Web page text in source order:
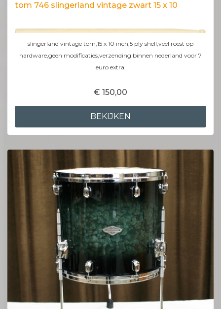
tom 746 slingerland vintage zwart 15 x 10
slingerland vintage tom,15 x 10 inch,5 ply shell,veel roest op
hardware,geen modificaties,verzending binnen nederland voor 7
euro extra.
€ 150,00
BEKIJKEN